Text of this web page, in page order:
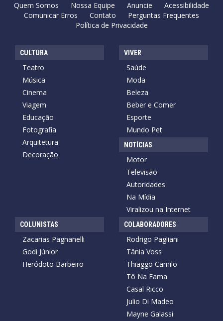
Quem Somos Nossa Equipe Anuncie
Acessibilidade
Comunicar Erros
Contato
Perguntas Frequentes
Política de Privacidade
CULTURA
Teatro
Música
Cinema
Viagem
Educação
Fotografia
Arquitetura
Decoração
VIVER
Saúde
Moda
Beleza
Beber e Comer
Esporte
Mundo Pet
NOTÍCIAS
Motor
Televisão
Autoridades
Na Mídia
Viralizou na Internet
COLUNISTAS
Zacarias Pagnanelli
Godi Júnior
Heródoto Barbeiro
COLABORADORES
Rodrigo Pagliani
Tânia Voss
Thiaggo Camilo
Tô Na Fama
Casal Ricco
Julio Di Madeo
Mayne Galassi